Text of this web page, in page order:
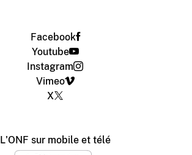
Facebook
Youtube
Instagram
Vimeo
X
L'ONF sur mobile et télé